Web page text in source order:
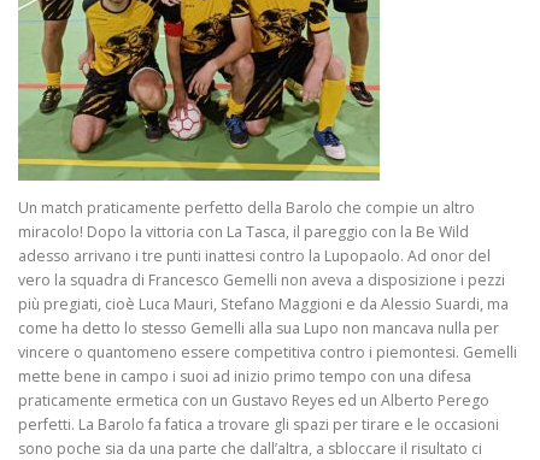
Un match praticamente perfetto della Barolo che compie un altro
miracolo! Dopo la vittoria con La Tasca, il pareggio con la Be Wild
adesso arrivano i tre punti inattesi contro la Lupopaolo. Ad onor del
vero la squadra di Francesco Gemelli non aveva a disposizione i pezzi
più pregiati, cioè Luca Mauri, Stefano Maggioni e da Alessio Suardi, ma
come ha detto lo stesso Gemelli alla sua Lupo non mancava nulla per
vincere o quantomeno essere competitiva contro i piemontesi. Gemelli
mette bene in campo i suoi ad inizio primo tempo con una difesa
praticamente ermetica con un Gustavo Reyes ed un Alberto Perego
perfetti. La Barolo fa fatica a trovare gli spazi per tirare e le occasioni
sono poche sia da una parte che dall’altra, a sbloccare il risultato ci